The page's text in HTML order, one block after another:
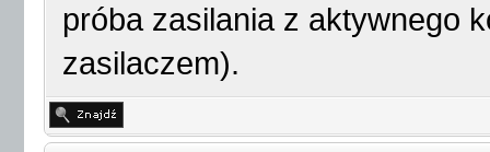
próba zasilania z aktywnego
zasilaczem).